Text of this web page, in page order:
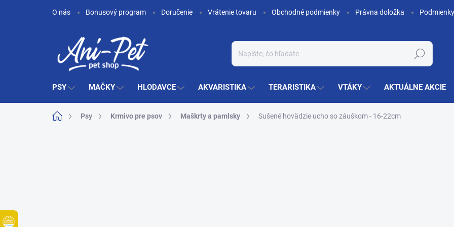
O nás Bonusový program Doručenie Vrátenie tovaru Obchodné podmienky Právna doložka
Hľadať
PSY MAČKY HLODAVCE AKVARISTIKA TERARISTIKA VTÁKY AKTUÁLNE AKCIE
DomovPsy Krmivo pre psov Maškrty a pamlsky Sušené hovädzie ucho so záuškom - 16-22cm